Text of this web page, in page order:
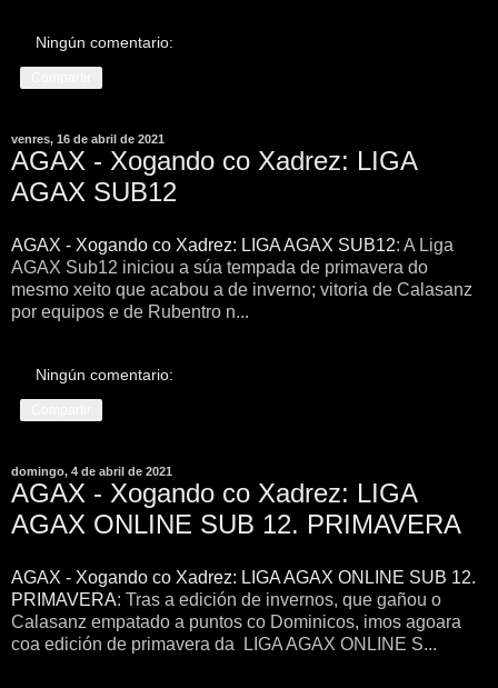
Ningún comentario:
venres, 16 de abril de 2021
AGAX - Xogando co Xadrez: LIGA
AGAX SUB12
AGAX - Xogando co Xadrez: LIGA AGAX SUB12: A Liga
AGAX Sub12 iniciou a súa tempada de primavera do
mesmo xeito que acabou a de inverno; vitoria de Calasanz
por equipos e de Rubentro n...
Ningún comentario:
domingo, 4 de abril de 2021
AGAX - Xogando co Xadrez: LIGA
AGAX ONLINE SUB 12. PRIMAVERA
AGAX - Xogando co Xadrez: LIGA AGAX ONLINE SUB 12.
PRIMAVERA: Tras a edición de invernos, que gañou o
Calasanz empatado a puntos co Dominicos, imos agoara
coa edición de primavera da LIGA AGAX ONLINE S...